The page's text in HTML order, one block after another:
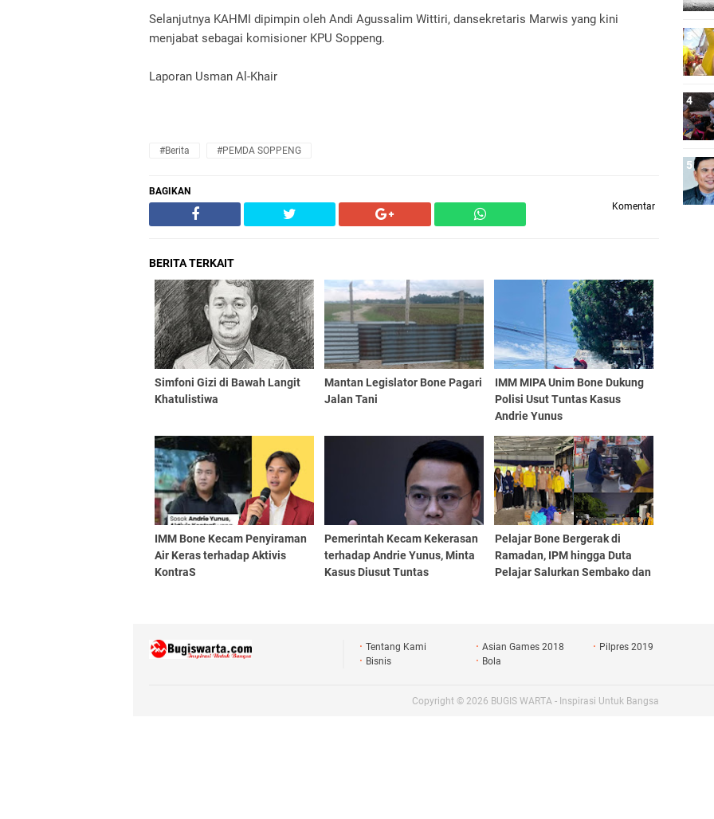
Selanjutnya KAHMI dipimpin oleh Andi Agussalim Wittiri, dansekretaris Marwis yang kini
menjabat sebagai komisioner KPU Soppeng.
Laporan Usman Al-Khair
#Berita #PEMDA SOPPENG
BAGIKAN
Komentar
BERITA TERKAIT
​Simfoni Gizi di Bawah Langit
Khatulistiwa
Mantan Legislator Bone Pagari
Jalan Tani
IMM MIPA Unim Bone Dukung
Polisi Usut Tuntas Kasus
Andrie Yunus
IMM Bone Kecam Penyiraman
Air Keras terhadap Aktivis
KontraS
Pemerintah Kecam Kekerasan
terhadap Andrie Yunus, Minta
Kasus Diusut Tuntas
Pelajar Bone Bergerak di
Ramadan, IPM hingga Duta
Pelajar Salurkan Sembako dan
Tentang Kami Asian Games 2018
Pilpres 2019
Bisnis
Bola
Copyright © 2026 BUGIS WARTA - Inspirasi Untuk Bangsa